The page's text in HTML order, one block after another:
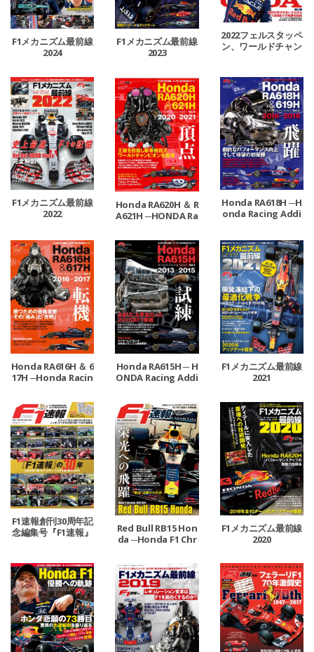
F1メカニズム最前線
2024
F1メカニズム最前線
2023
2022フェルスタッペ
ン、ワールドチャン
F1メカニズム最前線
2022
Honda RA620H ＆ R
A621H ─HONDA Ra
020-2021─
Honda RA618H ─H
onda Racing Addi
Honda RA616H ＆ 6
17H ─Honda Racin
Honda RA615H ─ H
ONDA Racing Addi
F1メカニズム最前線
2021
F1速報創刊30周年記
念編集号『F1速報』
Red Bull RB15 Hon
da ─Honda F1 Chr
F1メカニズム最前線
2020